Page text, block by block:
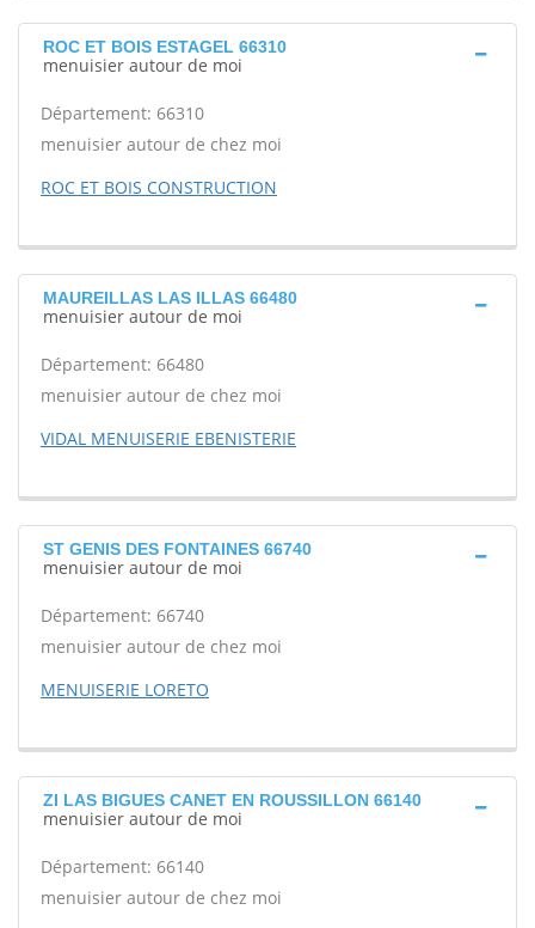
ROC ET BOIS ESTAGEL 66310
menuisier autour de moi
Département: 66310
menuisier autour de chez moi
ROC ET BOIS CONSTRUCTION
MAUREILLAS LAS ILLAS 66480
menuisier autour de moi
Département: 66480
menuisier autour de chez moi
VIDAL MENUISERIE EBENISTERIE
ST GENIS DES FONTAINES 66740
menuisier autour de moi
Département: 66740
menuisier autour de chez moi
MENUISERIE LORETO
ZI LAS BIGUES CANET EN ROUSSILLON 66140
menuisier autour de moi
Département: 66140
menuisier autour de chez moi